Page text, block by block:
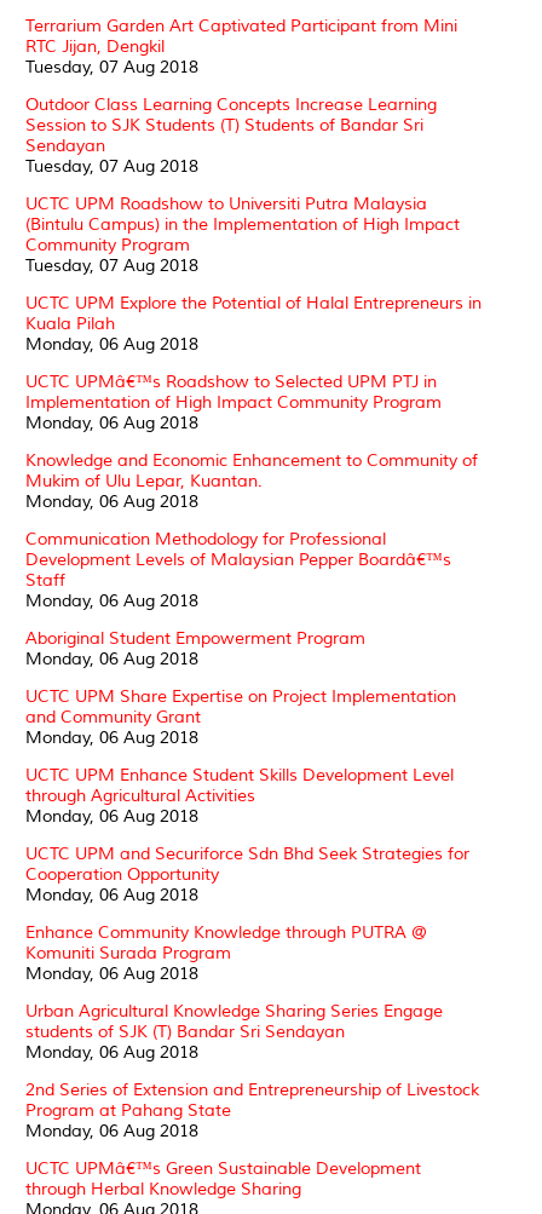
Terrarium Garden Art Captivated Participant from Mini
RTC Jijan, Dengkil
Tuesday, 07 Aug 2018
Outdoor Class Learning Concepts Increase Learning
Session to SJK Students (T) Students of Bandar Sri
Sendayan
Tuesday, 07 Aug 2018
UCTC UPM Roadshow to Universiti Putra Malaysia
(Bintulu Campus) in the Implementation of High Impact
Community Program
Tuesday, 07 Aug 2018
UCTC UPM Explore the Potential of Halal Entrepreneurs in
Kuala Pilah
Monday, 06 Aug 2018
UCTC UPMâ€™s Roadshow to Selected UPM PTJ in
Implementation of High Impact Community Program
Monday, 06 Aug 2018
Knowledge and Economic Enhancement to Community of
Mukim of Ulu Lepar, Kuantan.
Monday, 06 Aug 2018
Communication Methodology for Professional
Development Levels of Malaysian Pepper Boardâ€™s
Staff
Monday, 06 Aug 2018
Aboriginal Student Empowerment Program
Monday, 06 Aug 2018
UCTC UPM Share Expertise on Project Implementation
and Community Grant
Monday, 06 Aug 2018
UCTC UPM Enhance Student Skills Development Level
through Agricultural Activities
Monday, 06 Aug 2018
UCTC UPM and Securiforce Sdn Bhd Seek Strategies for
Cooperation Opportunity
Monday, 06 Aug 2018
Enhance Community Knowledge through PUTRA @
Komuniti Surada Program
Monday, 06 Aug 2018
Urban Agricultural Knowledge Sharing Series Engage
students of SJK (T) Bandar Sri Sendayan
Monday, 06 Aug 2018
2nd Series of Extension and Entrepreneurship of Livestock
Program at Pahang State
Monday, 06 Aug 2018
UCTC UPMâ€™s Green Sustainable Development
through Herbal Knowledge Sharing
Monday, 06 Aug 2018